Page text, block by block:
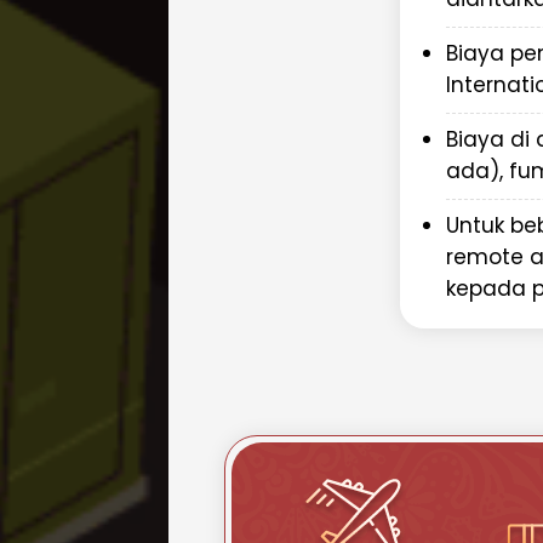
Dokumen imigrasi dan visa
Paspor dan identitas resmi
Repack.id memahami
waktu dalam pengiriman
menawarkan layanan premium
Anda sampai dengan selamat
Mengapa Memilih
Barang ke Tuvalu?
Sebagai penyedia jasa
Repack.id menawarkan berbagai
-
Pengalaman luas-
Layanan lengkap
- Dari
pengurusan bea cukai
Tarif kompetitif
- Harga
Biaya
Biaya di
ada),
Untuk
remote
kepada